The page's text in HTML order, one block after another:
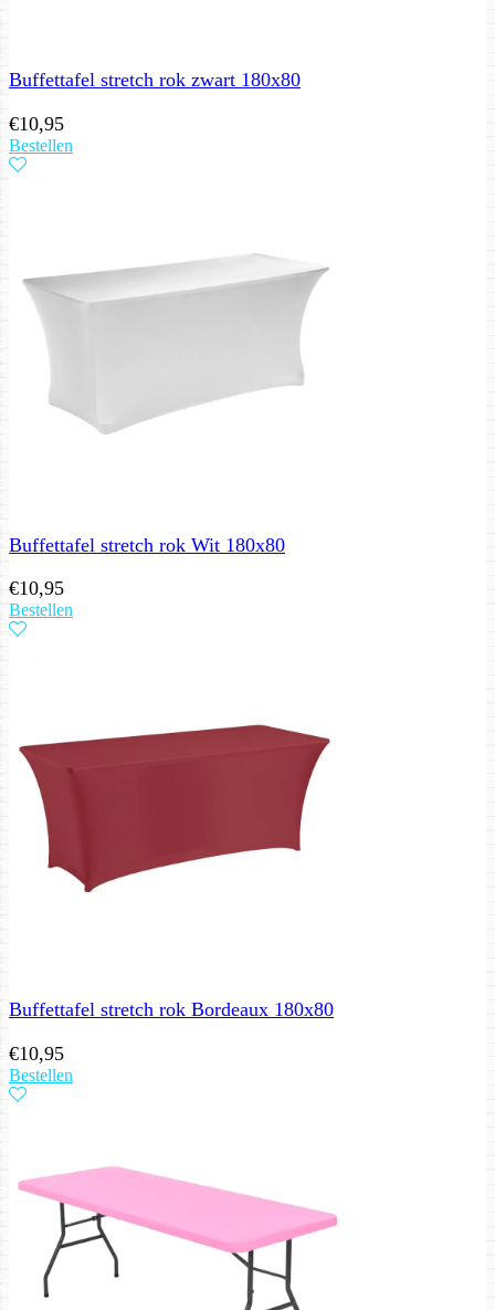
Buffettafel stretch rok zwart 180x80
€10,95
Bestellen
Buffettafel stretch rok Wit 180x80
€10,95
Bestellen
Buffettafel stretch rok Bordeaux 180x80
€10,95
Bestellen